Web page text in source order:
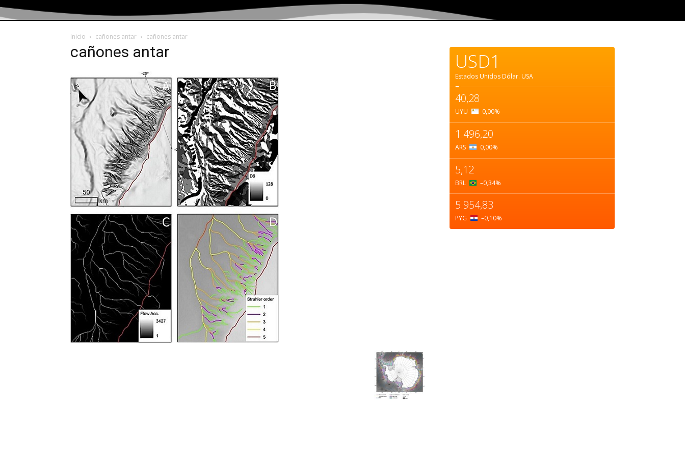
Inicio cañones antar cañones antar
cañones antar USD1
Estados Unidos Dólar. USA
=
40,28
UYU 0,00%
1.496,20
ARS 0,00%
5,12
BRL –0,34%
5.954,83
PYG –0,10%